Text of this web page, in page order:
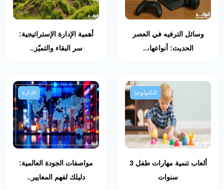
وسائل الترفيه في العصر
الحديث: أنواعها،..
أهمية الإدارة الإستراتيجية:
سر البقاء والتميّز..
التكنولوجيا
ألعاب تنمية مهارات طفل 3
سنوات
الإدارة
مواصفات الجودة العالمية:
دليلك لفهم المعايير..